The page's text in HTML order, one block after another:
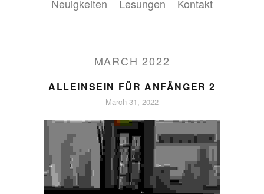
Neuigkeiten
Lesungen Kontakt
MARCH 2022
ALLEINSEIN FÜR ANFÄNGER 2
March 31, 2022